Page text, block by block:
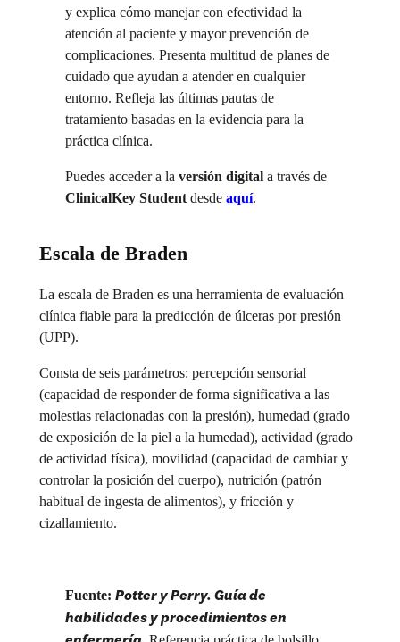
y explica cómo manejar con efectividad la
atención al paciente y mayor prevención de
complicaciones. Presenta multitud de planes de
cuidado que ayudan a atender en cualquier
entorno. Refleja las últimas pautas de
tratamiento basadas en la evidencia para la
práctica clínica.
Puedes acceder a la versión digital a través de
ClinicalKey Studentdesde aquí.
Escala de Braden
La escala de Braden es una herramienta de evaluación
clínica fiable para la predicción de úlceras por presión
(UPP).
Consta de seis parámetros: percepción sensorial
(capacidad de responder de forma significativa a las
molestias relacionadas con la presión), humedad (grado
de exposición de la piel a la humedad), actividad (grado
de actividad física), movilidad (capacidad de cambiar y
controlar la posición del cuerpo), nutrición (patrón
habitual de ingesta de alimentos), y fricción y
cizallamiento.
Fuente: Potter y Perry. Guía de
habilidades y procedimientos en